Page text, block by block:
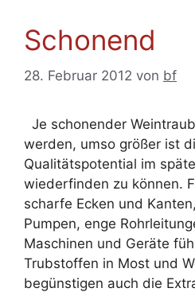
Schonend
28. Februar 2012 von bf
Je schonender
werden, umso größer ist
Qualitätspotential im
wiederfinden zu können.
scharfe Ecken und
Pumpen, enge
Maschinen und Geräte
Trubstoffen in Most und
begünstigen auch die